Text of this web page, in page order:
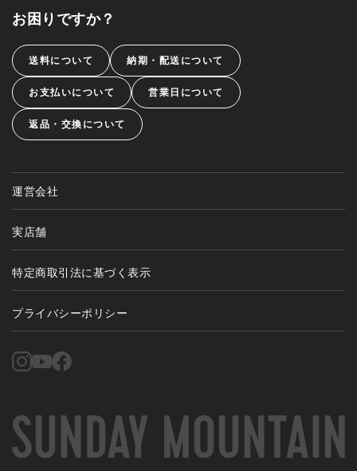
お困りですか？
送料について 納期・配送について
お支払いについて 営業日について
返品・交換について
運営会社
実店舗
特定商取引法に基づく表示
プライバシーポリシー